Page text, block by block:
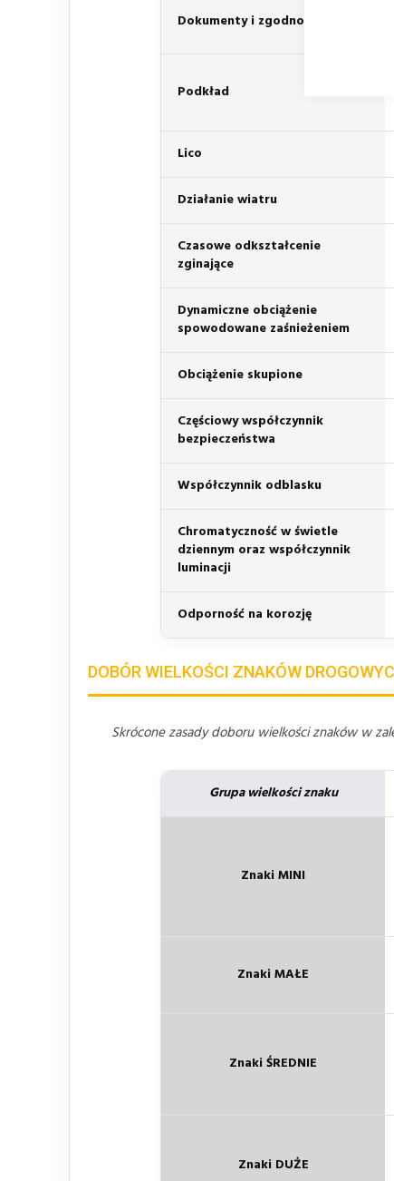
Dokumenty i zgodność
Podkład
Lico
Działanie wiatru
Czasowe odkształcenie
zginające
Dynamiczne obciążenie
spowodowane zaśnieżeniem
Obciążenie skupione
Częściowy współczynnik
bezpieczeństwa
Współczynnik odblasku
Chromatyczność w świetle
dziennym oraz współczynnik
luminacji
Odporność na korozję
DOBÓR WIELKOŚCI ZNAKÓW
Skrócone zasady doboru wielkości znaków w
Grupa wielkości znaku
Znaki MINI
Znaki MAŁE
Znaki ŚREDNIE
Znaki DUŻE